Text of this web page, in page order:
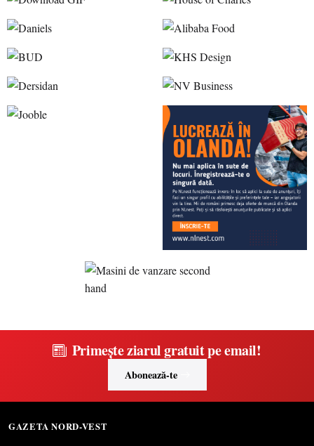
Primește ziarul gratuit pe email!
Abonează-te
GAZETA NORD-VEST